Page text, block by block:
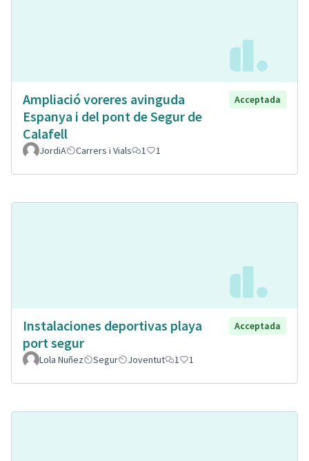
Ampliació voreres avinguda
Espanya i del pont de Segur de
Calafell
Acceptada
JordiA Carrers i Vials 1 1
Instalaciones deportivas playa
port segur
Acceptada
Lola Nuñez Segur Joventut 1 1